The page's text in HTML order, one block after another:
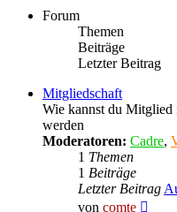
Forum
Themen
Beiträge
Letzter Beitrag
Mitgliedschaft
Wie kannst du
werden
Moderatoren: Cadre,
1 Themen
1 Beiträge
Letzter Beitrag
von comte